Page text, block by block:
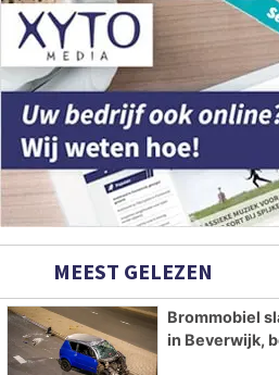
MEEST GELEZEN
Brommobiel
in Beverwijk,